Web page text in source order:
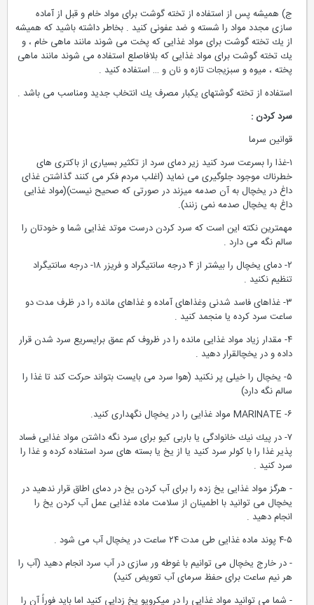
ج) همیشه پس از استفاده از تخته گوشت برای مواد خام و قبل از آماده
سازی مجدد مواد را شسته و ضد عفونی كنید . بخاطر داشته باشید كه همیشه
از یك تخته گوشت برای مواد غذایی كه پخت می شوند مانند ماهی خام ، و
یك تخته گوشت برای مواد غذایی كه بلافاصلع استفاده می شوند مانند ماهی
پخته ، میوه و سبزیجات تازه و نان و … استفاده كنید .
استفاده از تخته گوشتهای یكبار مصرف یك انتخاب جدید ومناسب می باشد .
سرد كردن :
قوانین سرما
۱-غذا را بسرعت سرد كنید زیر دمای سرد از تكثیر بسیاری از باكتری های
خطرناك موجود جلوگیری می نماید (اغلب مردم فكر می كنند گذاشتن غذای
داغ در یخچال به آن صدمه میزند در صورتی كه صحیح نیست)(مواد غذایی
داغ به یخچال صدمه نمی زنند).
مهمترین نكته این است كه سرد كردن درست موتد غذایی شما و خودتان را
سالم نگه می دارد .
۲- دمای یخچال را بیشتر از ۴ درجه سانتیگراد و فریزر ۱۸- درجه سانتیگراد
تنظیم نكنید .
۳- غذاهای فاسد شدنی وغذاهای آماده و غذاهای مانده را در ظرف مدت دو
ساعت سرد كرده یا منجمد كنید .
۴- مقدار زیاد مواد غذایی مانده را در ظروف كم عمق برایسریع سرد شدن قرار
داده و در یخچالقرار دهید .
۵- یخچال را خیلی پر نكنید (هوا سرد می بایست بتواند حركت كند تا غذا را
سالم نگه دارد)
۷- در پیك نیك خانوادگی یا باربی كیو برای سرد نگه داشتن مواد غذایی فساد
پذیر غذا را با كولر سرد كنید یا از یخ یا بسته های سرد استفاده كرده و غذا را
سرد كنید .
- هرگز مواد غذایی یخ زده را برای آب كردن یخ در دمای اطاق قرار ندهید در
یخچال می توانید با اطمینان از سلامت ماده غذایی عمل آب كردن یخ را
انجام دهید .
۴-۵ پوند ماده غذایی طی مدت ۲۴ ساعت در یخچال آب می شود .
- در خارج یخچال می توانیم با غوطه ور سازی در آب سرد انجام دهید (آب را
هر نیم ساعت برای حفظ سرمای آب تعویض كنید)
- شما می توانید مواد غذایی را در میكرویو یخ زدایی كنید اما باید فوراً آن را